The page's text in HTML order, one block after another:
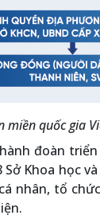
quốc gia
đoàn
Khoa học
nhân, tổ